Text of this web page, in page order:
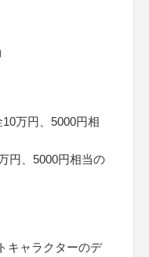
万円、5000円相
円、5000円相当の
キャラクターのデ